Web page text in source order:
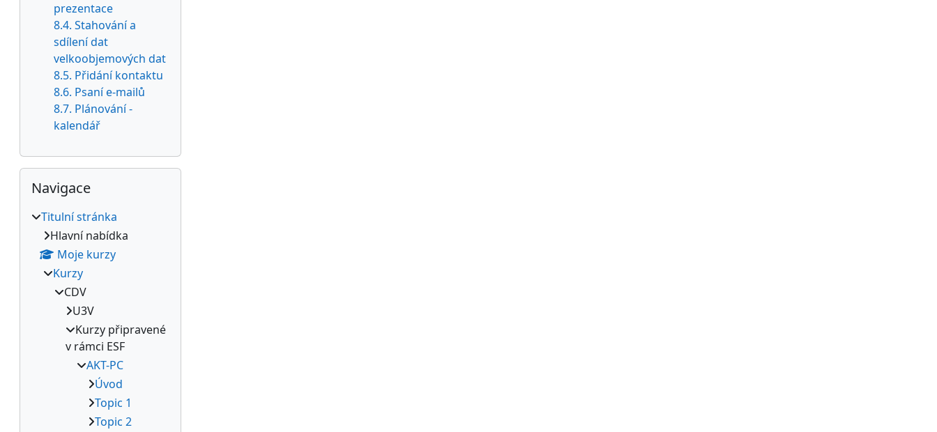
prezentace
8.4. Stahování a
sdílení dat
velkoobjemových dat
8.5. Přidání kontaktu
8.6. Psaní e-mailů
8.7. Plánování -
kalendář
Přeskočit: Navigace
Navigace
Titulní stránka
Hlavní nabídka
Moje kurzy
Kurzy
CDV
U3V
Kurzy připravené
v rámci ESF
AKT-PC
Úvod
Topic 1
Topic 2